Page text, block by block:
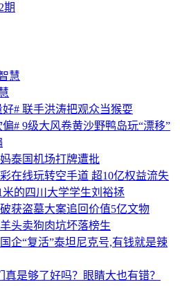
期
# 联手洪涛把观众当猴耍
# 9级大风卷黄沙野鸭岛玩“漂移”
泰国机场打牌遭批
在线玩转空手道 超10亿权益流失
米的四川大学学生刘裕拯
获盗墓大案追回价值5亿文物
头卖狗肉坑坏落榜生
企“复活”泰坦尼克号,有钱就是辣
真是够了好吗？眼睛大也有错？